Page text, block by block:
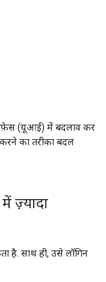
(यूआई) में बदलाव कर
का तरीका बदल
ज़्यादा
है. साथ ही, उसे लॉगिन